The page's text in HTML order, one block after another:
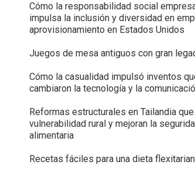
Cómo la responsabilidad social
impulsa la inclusión y diversidad en
aprovisionamiento en Estados Unidos
Juegos de mesa antiguos con gran
Cómo la casualidad impulsó inventos
cambiaron la tecnología y la
Reformas estructurales en Tailandia
vulnerabilidad rural y mejoran la
alimentaria
Recetas fáciles para una dieta